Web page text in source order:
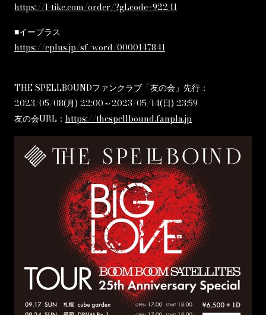
https://l-tike.com/order/?gLcode=92241
■イープラス
https://eplus.jp/sf/word/0000147841
THE SPELLBOUNDファンクラブ「友の会」先行：
2023/05/08(月) 22:00～2023/05/14(日) 23:59
友の会URL： https://thespellbound.fanpla.jp